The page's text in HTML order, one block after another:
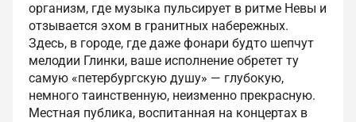
организм, где музыка пульсирует в ритме Невы и
отзывается эхом в гранитных набережных.
Здесь, в городе, где даже фонари будто шепчут
мелодии Глинки, ваше исполнение обретет ту
самую «петербургскую душу» — глубокую,
немного таинственную, неизменно прекрасную.
Местная публика, воспитанная на концертах в